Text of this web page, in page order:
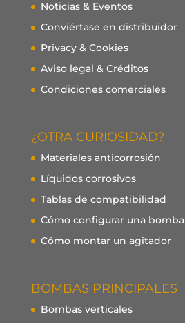
Noticias & Eventos
Conviértase en distribuidor
Privacy & Cookies
Aviso legal & Créditos
Condiciones comerciales
¿OTRA CURIOSIDAD?
Materiales anticorrosión
Líquidos corrosivos
Tablas de compatibilidad
Cómo configurar una bomba
Cómo montar un agitador
BOMBAS PRINCIPALES
Bombas verticales